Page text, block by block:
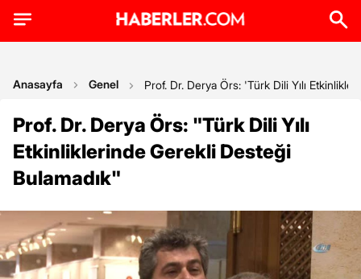
Anasayfa Genel Prof. Dr. Derya Örs: 'Türk Dili Yılı
Prof. Dr. Derya Örs: "Türk Dili Yılı
Etkinliklerinde Gerekli Desteği
Bulamadık"